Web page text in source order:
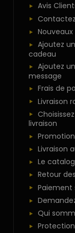
Avis
Ajoutez
cadeau
Ajoutez
message
Frais de
Livraison
livraison
Livraison
Le
Retour
Paiement
Qui